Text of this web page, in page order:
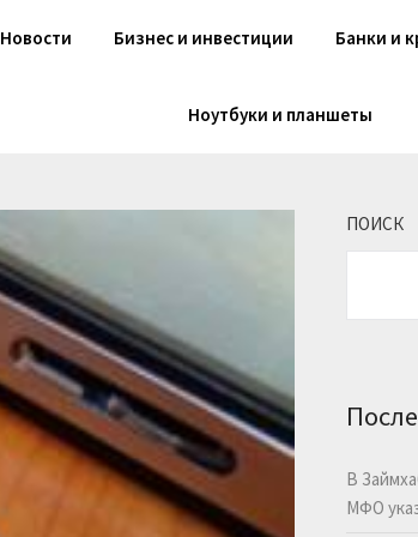
Новости Бизнес и инвестиции Банки и
Ноутбуки и планшеты
ПОИСК
В
МФО